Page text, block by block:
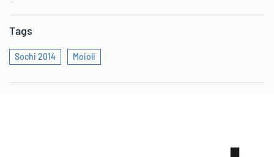
Tags
Sochi 2014 Moioli